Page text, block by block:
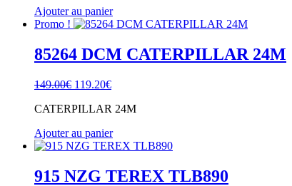
199.00€.179.00€.
Ajouter au panier
Promo !
85264 DCM CATERPILLAR 24M
149.00€ Le
initial
149.00€.
119.20€Le
actuel
119.20€.
CATERPILLAR 24M
Ajouter au panier
915 NZG TEREX TLB890